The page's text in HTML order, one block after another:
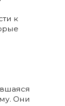
к
Они